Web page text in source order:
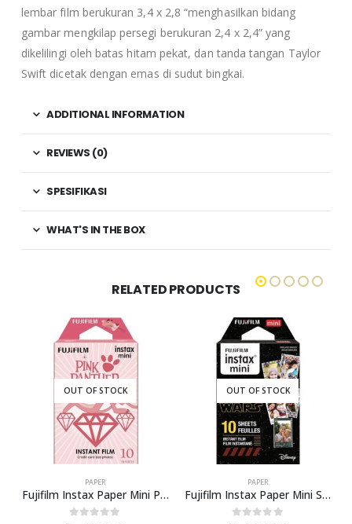
lembar film berukuran 3,4 x 2,8 “menghasilkan bidang
gambar mengkilap persegi berukuran 2,4 x 2,4” yang
dikelilingi oleh batas hitam pekat, dan tanda tangan Taylor
Swift dicetak dengan emas di sudut bingkai.
ADDITIONAL INFORMATION
REVIEWS (0)
SPESIFIKASI
WHAT'S IN THE BOX
RELATED PRODUCTS
OUT OF STOCK
PAPER
Fujifilm Instax Paper Mini Pink Panther
OUT OF STOCK
PAPER
Fujifilm Instax Paper Mini Star Wars9